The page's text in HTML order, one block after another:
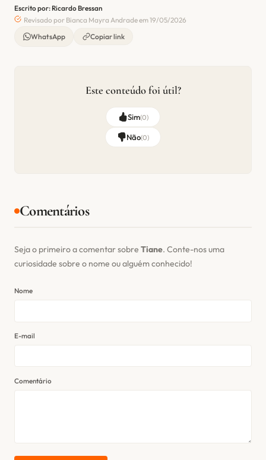
Escrito por: Ricardo Bressan
Revisado por Bianca Mayra Andrade em 19/05/2026
WhatsApp
Copiar link
Este conteúdo foi útil?
Sim(0)
Não(0)
Comentários
Seja o primeiro a comentar sobre Tiane. Conte-nos uma
curiosidade sobre o nome ou alguém conhecido!
Nome
E-mail
Comentário